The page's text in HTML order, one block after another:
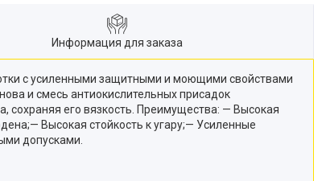
Информация для заказа
с усиленными защитными и моющими свойствами
и смесь антиокислительных присадок
сохраняя его вязкость. Преимущества: — Высокая
Высокая стойкость к угару;— Усиленные
допусками.